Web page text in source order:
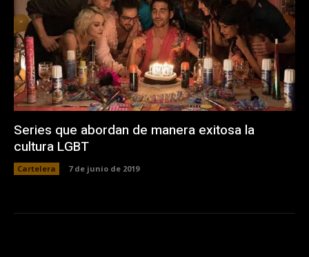
Series que abordan de manera exitosa la
cultura LGBT
Cartelera 7 de junio de 2019